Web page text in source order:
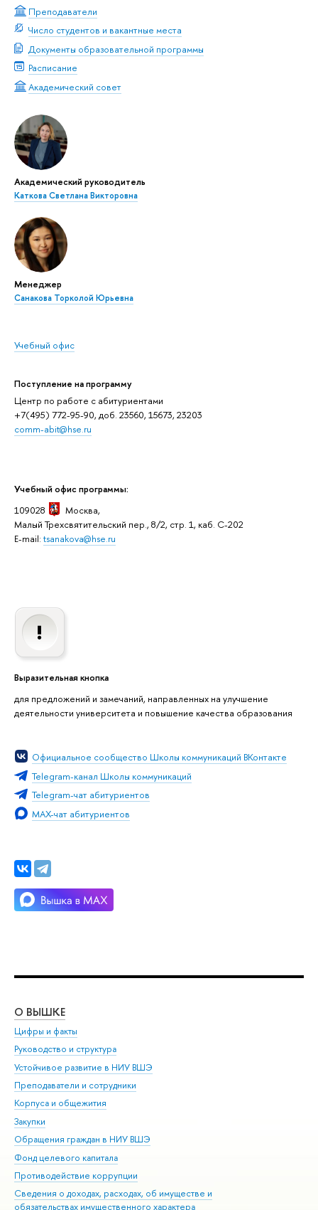
Преподаватели
Число студентов и вакантные места
Документы образовательной программы
Расписание
Академический совет
Академический руководитель
Каткова Светлана Викторовна
Менеджер
Санакова Торколой Юрьевна
Учебный офис
Поступление на программу
Центр по работе с абитуриентами
+7(495) 772-95-90, доб. 23560, 15673, 23203
comm-abit@hse.ru
Учебный офис программы:
109028
Москва,
Малый Трехсвятительский пер., 8/2, стр. 1, каб. C-202
E-mail: tsanakova@hse.ru
Выразительная кнопка
для предложений и замечаний, направленных на улучшение
деятельности университета и повышение качества образования
Официальное сообщество Школы коммуникаций ВКонтакте
Telegram-канал Школы коммуникаций
Telegram-чат абитуриентов
MAX-чат абитуриентов
О ВЫШКЕ
Цифры и факты
Руководство и структура
Устойчивое развитие в НИУ ВШЭ
Преподаватели и сотрудники
Корпуса и общежития
Закупки
Обращения граждан в НИУ ВШЭ
Фонд целевого капитала
Противодействие коррупции
Сведения о доходах, расходах, об имуществе и
обязательствах имущественного характера